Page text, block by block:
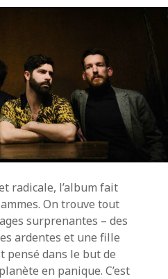
radicale, l’album fait
On trouve tout
surprenantes – des
ardentes et une fille
pensé dans le but de
en panique. C’est